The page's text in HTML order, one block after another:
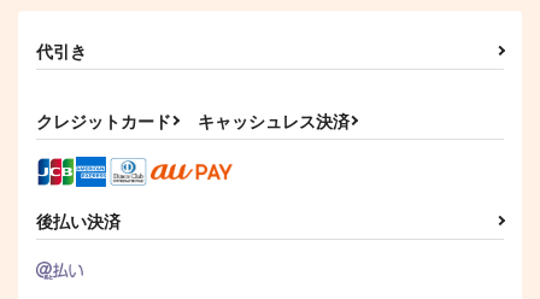
代引き
クレジットカード キャッシュレス決済
後払い決済